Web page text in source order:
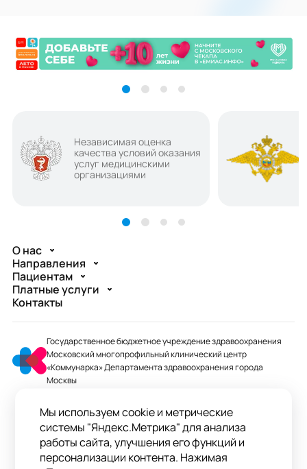
Независимая оценка
качества условий оказания
услуг медицинскими
организациями
О нас
Направления
Пациентам
Платные услуги
Контакты
Государственное бюджетное учреждение здравоохранения
Московский многопрофильный клинический центр
«Коммунарка» Департамента здравоохранения города
Москвы
+7 495 744-07-03
Колл-центр работает до 20:00
ул. Сосенский Стан, д. 8, п. Коммунарка
Мы используем cookie и метрические
системы "Яндекс.Метрика" для анализа
работы сайта, улучшения его функций и
персонализации контента. Нажимая